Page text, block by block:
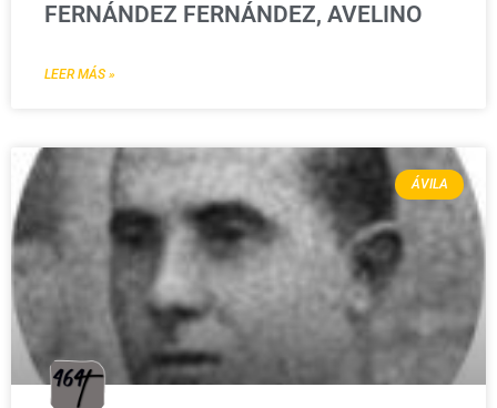
FERNÁNDEZ FERNÁNDEZ, AVELINO
LEER MÁS »
ÁVILA